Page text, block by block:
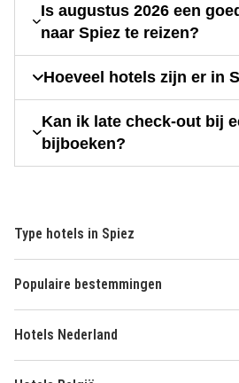
Is augustus 2026 een
naar Spiez te reizen?
Hoeveel hotels zijn er in
Kan ik late check-out bij
bijboeken?
Type hotels in Spiez
Populaire bestemmingen
Hotels Nederland